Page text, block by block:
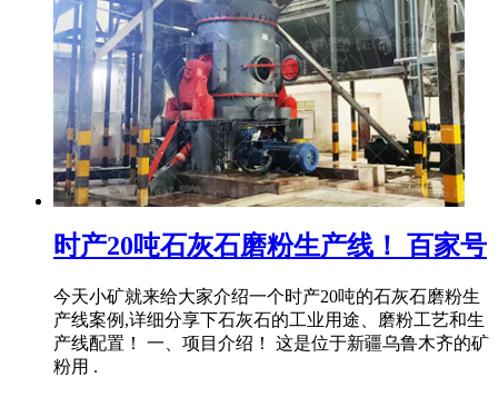
时产20吨石灰石磨粉生产线！ 百家号
今天小矿就来给大家介绍一个时产20吨的石灰石磨粉生
产线案例,详细分享下石灰石的工业用途、磨粉工艺和生
产线配置！ 一、项目介绍！ 这是位于新疆乌鲁木齐的矿
粉用 .